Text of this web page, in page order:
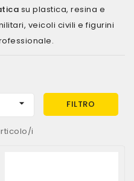
su plastica, resina e
veicoli civili e figurini
 FILTRO
i